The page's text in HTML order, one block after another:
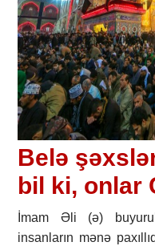
Belə
bil ki, onlar
İmam Əli (ə)
insanların mənə